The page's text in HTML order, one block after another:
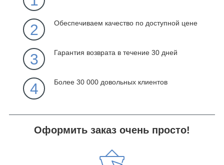
2 Обеспечиваем качество по доступной цене
3 Гарантия возврата в течение 30 дней
4 Более 30 000 довольных клиентов
Оформить заказ очень просто!